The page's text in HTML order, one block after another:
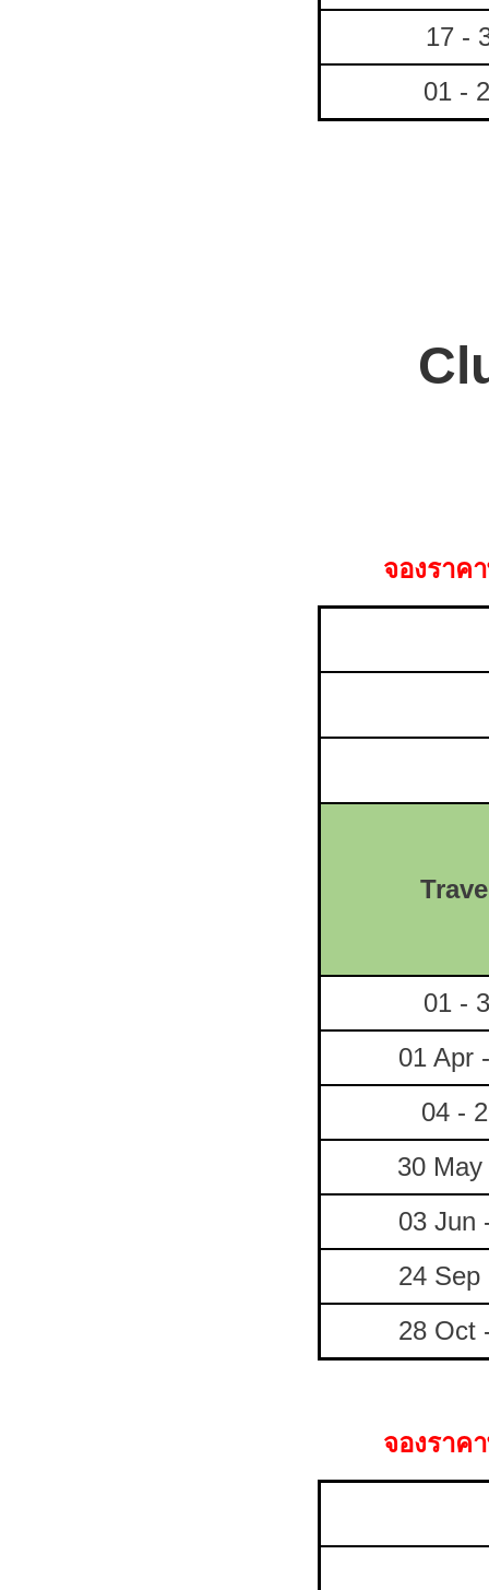
17 -
01 -
จองราค
01 -
01 Apr
04 -
30
03 Jun
24 Sep
28 Oct
จองราค